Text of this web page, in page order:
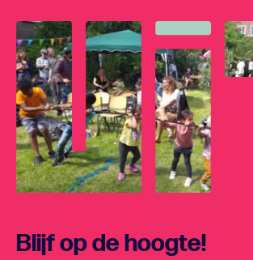
Blijf op de hoogte!